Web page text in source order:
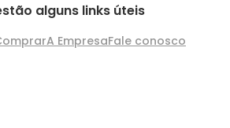
alguns links úteis
A EmpresaFale conosco